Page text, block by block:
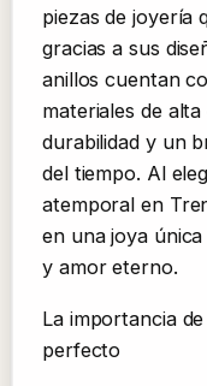
piezas de joyería
gracias a sus
anillos cuentan
materiales de
durabilidad y un
del tiempo. Al
atemporal en
en una joya
y amor eterno.
La importancia
perfecto